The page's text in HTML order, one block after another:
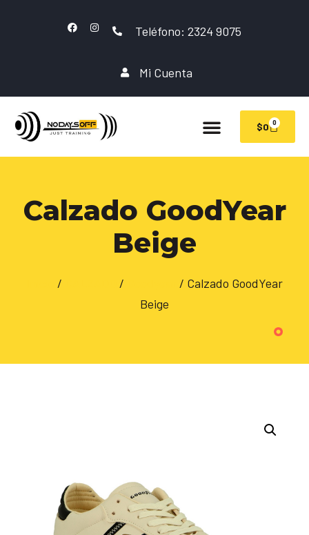
Teléfono: 2324 9075
Mi Cuenta
$0 0
Calzado GoodYear
Beige
/ /
/ Calzado GoodYear
Beige